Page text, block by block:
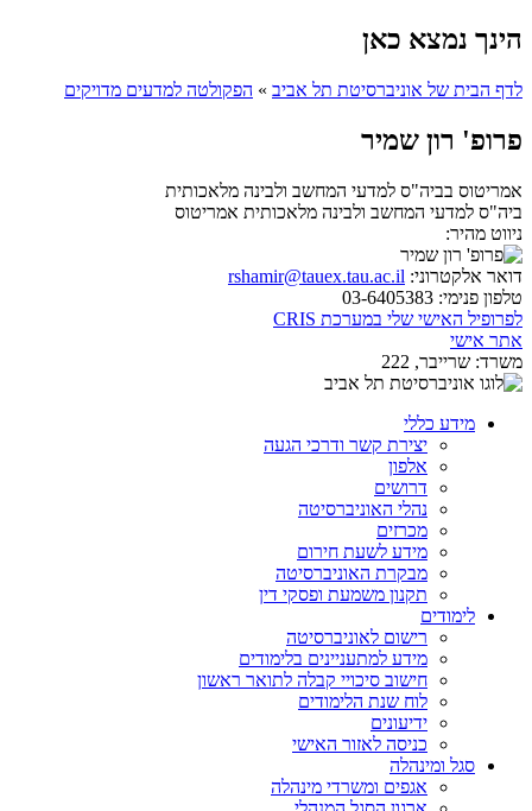
הינך נמצא כאן
לדף הבית של אוניברסיטת תל אביב » הפקולטה למדעים מדויקים
פרופ' רון שמיר
אמריטוס בביה"ס למדעי המחשב ולבינה מלאכותית
ביה"ס למדעי המחשב ולבינה מלאכותית אמריטוס
ניווט מהיר:
דואר אלקטרוני: rshamir@tauex.tau.ac.il
טלפון פנימי:
לפרופיל האישי שלי במערכת CRIS
אתר אישי
משרד: שרייבר, 222
מידע כללי
יצירת קשר ודרכי הגעה
אלפון
דרושים
נהלי האוניברסיטה
מכרזים
מידע לשעת חירום
מבקרת האוניברסיטה
תקנון משמעת ופסקי דין
לימודים
רישום לאוניברסיטה
מידע למתעניינים בלימודים
חישוב סיכויי קבלה לתואר ראשון
לוח שנת הלימודים
ידיעונים
כניסה לאזור האישי
סגל ומינהלה
אגפים ומשרדי מינהלה